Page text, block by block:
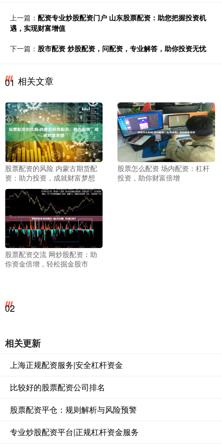
上一篇： 配资专业炒股配资门户 山东股票配资：助您把握投资机
遇，实现财富增值
下一篇： 股市配资 炒股配资，问配资，专业解答，助你投资无忧
01 相关文章
股票配资的风险 内蒙古期货配
资：助力投资，成就财富梦想
股票怎么配资 场内配资：杠杆
投资，助你财富倍增
股票配资交流 网炒股配资：助
你资金倍增，轻松掘金股市
02
相关更新
上海正规配资服务|安全杠杆资金
比较好的股票配资公司排名
股票配资平仓：规则解析与风险预警
专业炒股配资平台|正规杠杆资金服务